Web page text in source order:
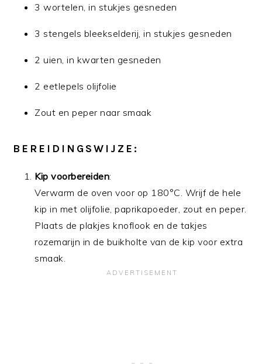
3 wortelen, in stukjes gesneden
3 stengels bleekselderij, in stukjes gesneden
2 uien, in kwarten gesneden
2 eetlepels olijfolie
Zout en peper naar smaak
BEREIDINGSWIJZE:
Kip voorbereiden:
Verwarm de oven voor op 180°C. Wrijf de hele
kip in met olijfolie, paprikapoeder, zout en peper.
Plaats de plakjes knoflook en de takjes
rozemarijn in de buikholte van de kip voor extra
smaak.